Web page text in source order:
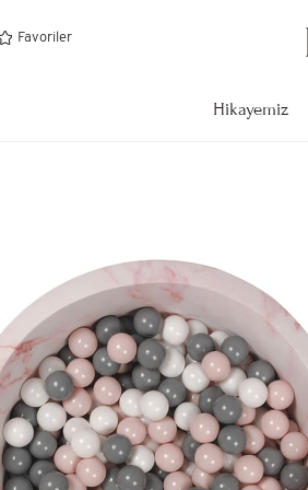
Favoriler
Hikayemiz
Popüler Kategoriler
Oyun
Eğitici
Çocuk Odası
Ev Dekor
Kendi Top Havuzunu Yap